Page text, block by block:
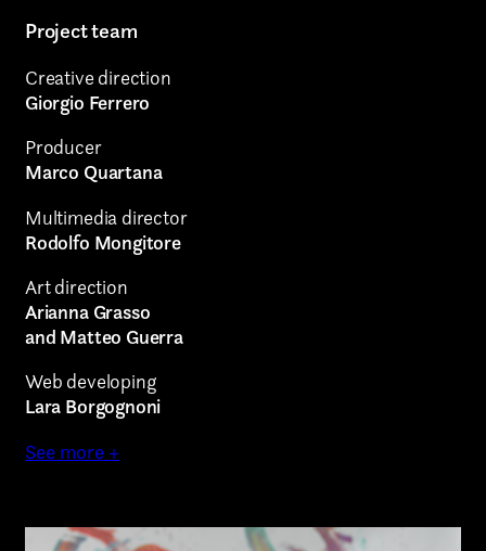
Project team
Creative direction
Giorgio Ferrero
Producer
Marco Quartana
Multimedia director
Rodolfo Mongitore
Art direction
Arianna Grasso
and Matteo Guerra
Web developing
Lara Borgognoni
See more +
Other
COLLABORATION*
Freelance
Intern
Internship
Project partner